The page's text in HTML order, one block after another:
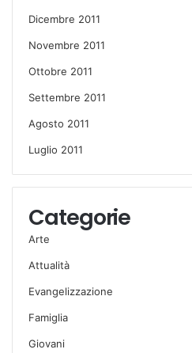
Dicembre 2011
Novembre 2011
Ottobre 2011
Settembre 2011
Agosto 2011
Luglio 2011
Categorie
Arte
Attualità
Evangelizzazione
Famiglia
Giovani